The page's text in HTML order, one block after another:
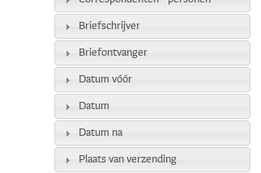
Briefschrijver
Briefontvanger
Datum vóór
Datum
Datum na
Plaats van verzending